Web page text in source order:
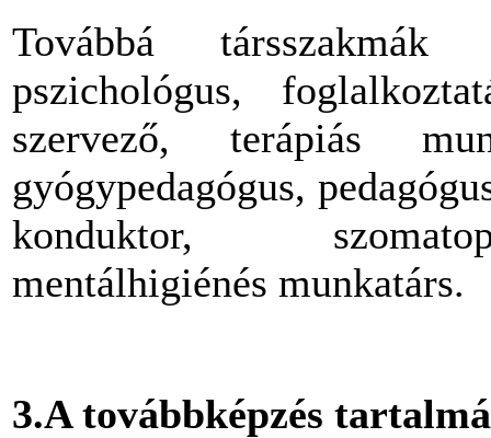
Továbbá társszakmák
pszichológus,
szervező, terápiás
gyógypedagógus,
konduktor,
mentálhigiénés munkatárs.
3.A továbbképzés